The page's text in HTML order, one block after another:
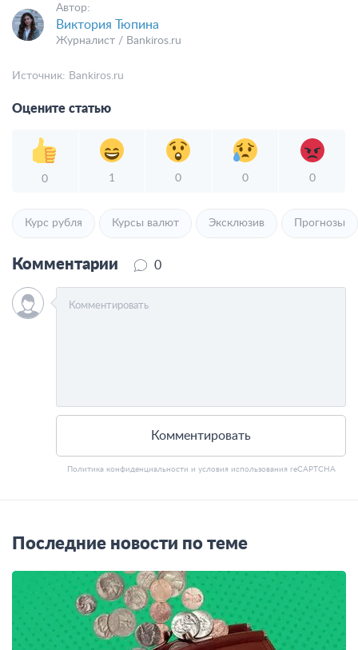
Автор:
Виктория Тюпина
Журналист / Bankiros.ru
Источник: Bankiros.ru
Оцените статью
0 1 0 0 0
Курс рубля Курсы валют Эксклюзив Прогнозы
Комментарии 0
Комментировать
Политика конфиденциальности и условия использования reCAPTCHA
Последние новости по теме